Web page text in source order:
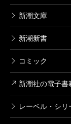
新潮文庫
新潮新書
コミック
新潮社の電子書
レーベル・シリ